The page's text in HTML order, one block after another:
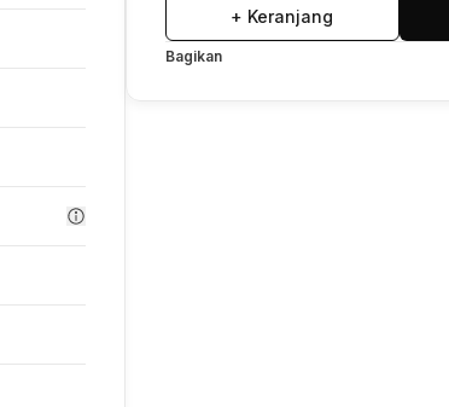
+ Keranjang
Bagikan